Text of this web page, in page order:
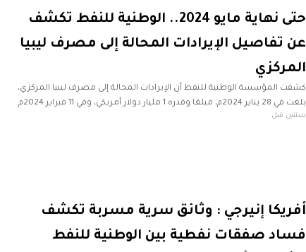
حتى نهاية مايو 2024.. الوطنية للنفط تكشف
عن تفاصيل الإيرادات المحالة إلى مصرف ليبيا
المركزي
كشفت المؤسسة الوطنية للنفط أن الإيرادات المحالة إلى مصرف ليبيا المركزي،
بلغت في 28 يناير 2024م، مبلغا وقدره 1 مليار دولار أمريكي، وفي 11 فبراير 2024م
500 مليون دولار أمريكي،
سنتين قبل
أفريكا إنيرجي : وثائق سرية مسربة تكشف
فساد صفقات نفطية بين الوطنية للنفط